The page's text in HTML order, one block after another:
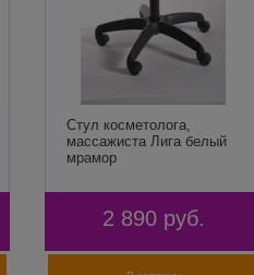
Стул косметолога,
массажиста Лига белый
мрамор
2 890 руб.